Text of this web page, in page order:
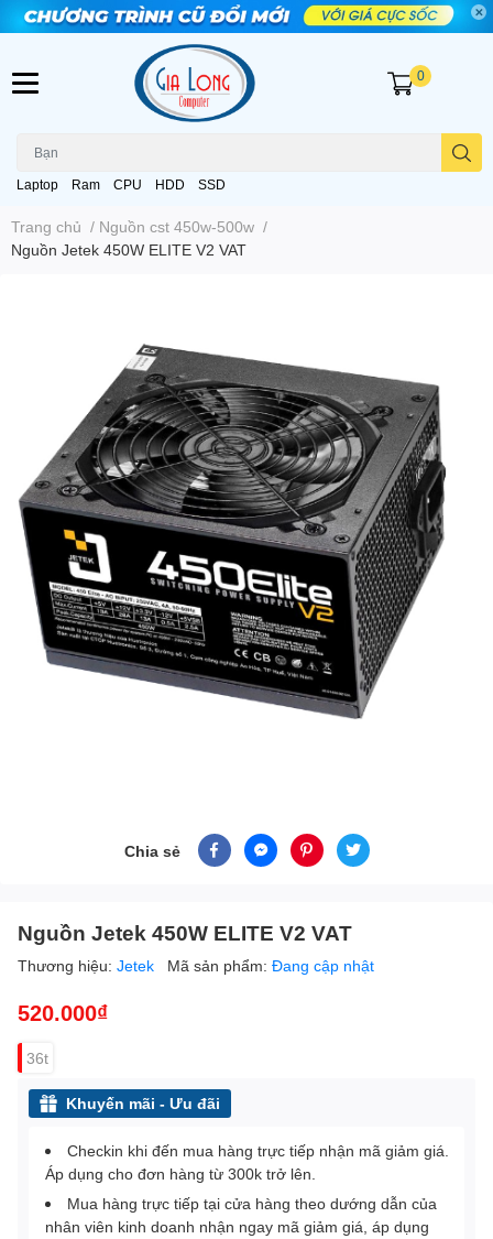
Laptop Ram CPU HDD SSD
0
Trang chủ / Nguồn cst 450w-500w /
Nguồn Jetek 450W ELITE V2 VAT
Chia sẻ
Nguồn Jetek 450W ELITE V2 VAT
Thương hiệu: Jetek Mã sản phẩm: Đang cập nhật
520.000₫
36t
Khuyến mãi - Ưu đãi
Checkin khi đến mua hàng trực tiếp nhận mã giảm giá.
Áp dụng cho đơn hàng từ 300k trở lên.
Mua hàng trực tiếp tại cửa hàng theo dướng dẫn của
nhân viên kinh doanh nhận ngay mã giảm giá, áp dụng